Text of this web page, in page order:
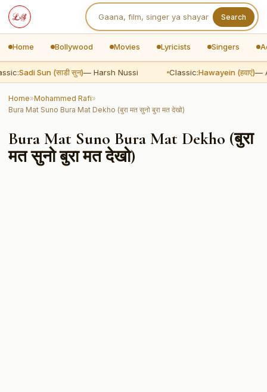
Search
Home Bollywood Movies Lyricists Singers
Sadi Sun (साडी सुन)— Harsh Nussi Classic:Hawayein (हवाएं)—
Home»Mohammed Rafi»
Bura Mat Suno Bura Mat Dekho (बुरा मत सुनो बुरा मत देखो)
Bura Mat Suno Bura Mat Dekho (बुरा
मत सुनो बुरा मत देखो)